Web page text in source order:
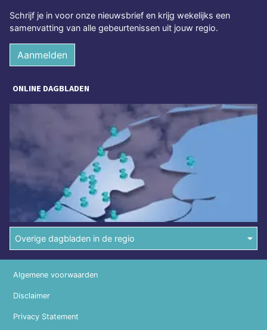
Schrijf je in voor onze nieuwsbrief en krijg wekelijks een
samenvatting van alle gebeurtenissen uit jouw regio.
Aanmelden
ONLINE DAGBLADEN
Overige dagbladen in de regio
Algemene voorwaarden
Disclaimer
Privacy Statement